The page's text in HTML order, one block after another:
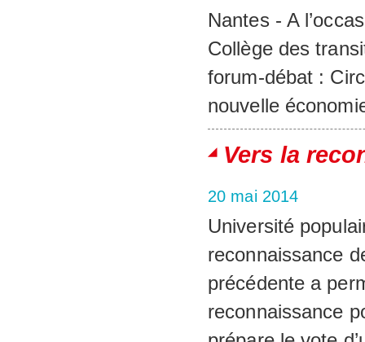
Nantes - A
Collège des
forum-débat :
nouvelle
Vers la
20 mai 2014
Université
reconnaissance
précédente a
reconnaissance